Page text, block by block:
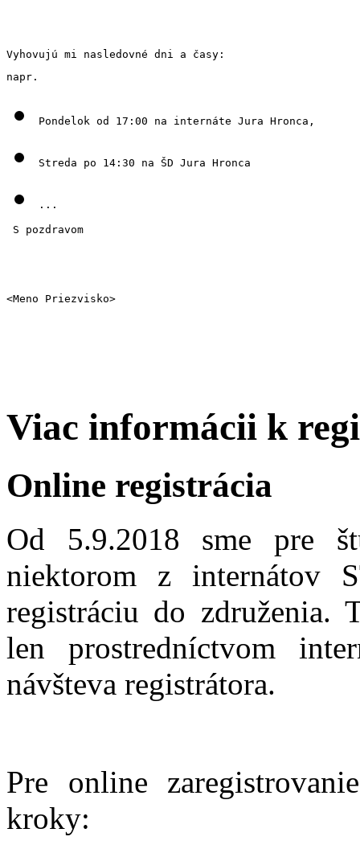
Vyhovujú mi nasledovné dni a časy:
napr.
Pondelok od 17:00 na internáte Jura Hronca,
Streda po 14:30 na ŠD Jura Hronca
...
S pozdravom
<Meno Priezvisko>
Viac informácii k
Online registrácia
Od 5.9.2018 sme pre
niektorom z internátov
registráciu do združenia.
len prostredníctvom
návšteva registrátora.
Pre online
kroky: